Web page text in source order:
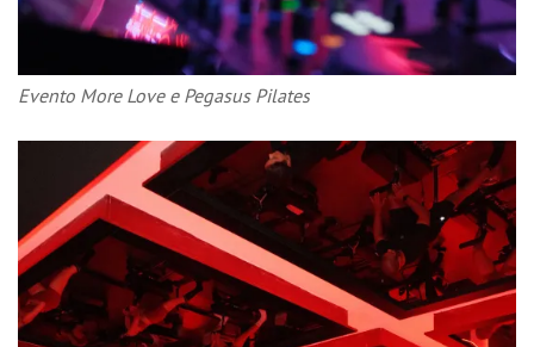
Evento More Love e Pegasus Pilates